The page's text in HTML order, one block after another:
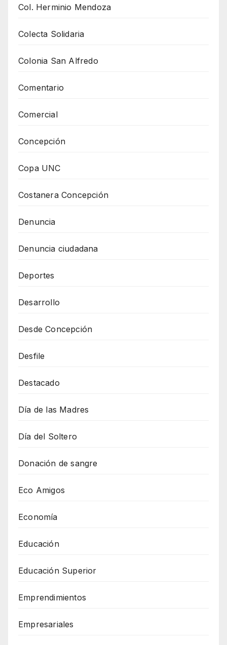
Col. Herminio Mendoza
Colecta Solidaria
Colonia San Alfredo
Comentario
Comercial
Concepción
Copa UNC
Costanera Concepción
Denuncia
Denuncia ciudadana
Deportes
Desarrollo
Desde Concepción
Desfile
Destacado
Día de las Madres
Día del Soltero
Donación de sangre
Eco Amigos
Economía
Educación
Educación Superior
Emprendimientos
Empresariales